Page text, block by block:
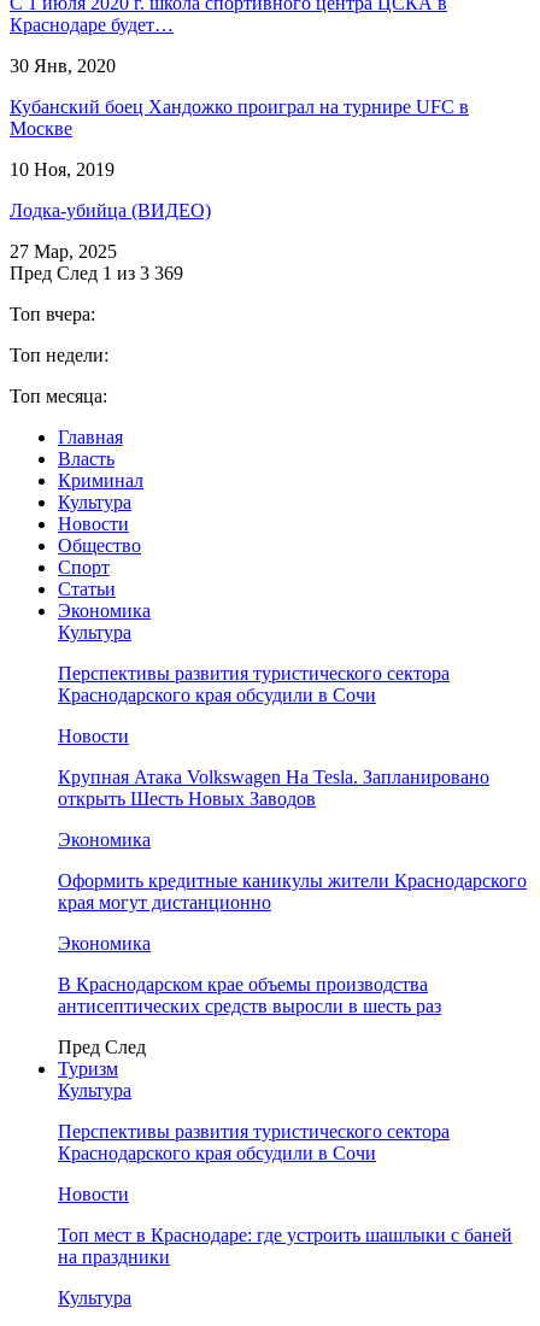
Краснодаре будет…
30 Янв, 2020
Кубанский боец Хандожко проиграл на турнире UFC в
Москве
10 Ноя, 2019
Лодка-убийца (ВИДЕО)
27 Мар, 2025
Пред След 1 из 3 369
Топ вчера:
Топ недели:
Топ месяца:
Главная
Власть
Криминал
Культура
Новости
Общество
Спорт
Статьи
Экономика
Культура
Перспективы развития туристического сектора
Краснодарского края обсудили в Сочи
Новости
Крупная Атака Volkswagen На Tesla. Запланировано
открыть Шесть Новых Заводов
Экономика
Оформить кредитные каникулы жители Краснодарского
края могут дистанционно
Экономика
В Краснодарском крае объемы производства
антисептических средств выросли в шесть раз
Пред След
Туризм
Культура
Перспективы развития туристического сектора
Краснодарского края обсудили в Сочи
Новости
Топ мест в Краснодаре: где устроить шашлыки с баней
на праздники
Культура